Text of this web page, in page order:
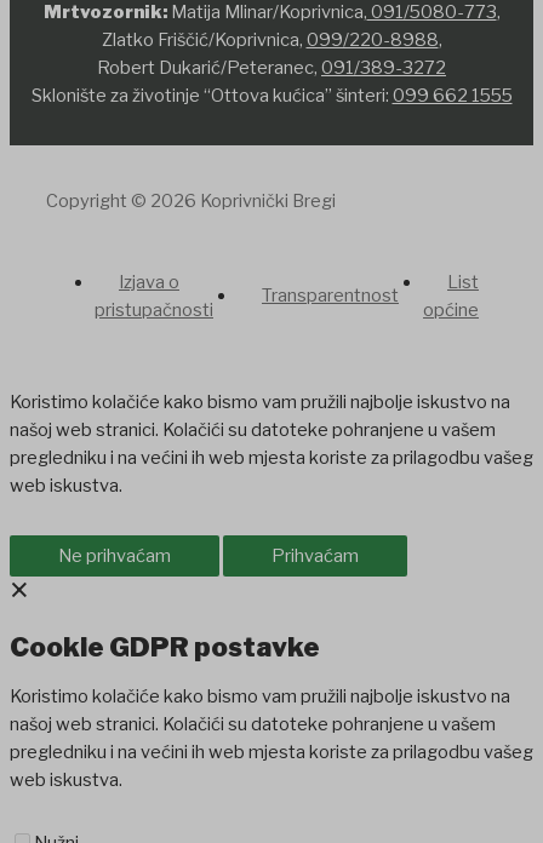
Mrtvozornik:Matija Mlinar/Koprivnica, 091/5080-773,
Zlatko Friščić/Koprivnica, 099/220-8988,
Robert Dukarić/Peteranec, 091/389-3272
Sklonište za životinje “Ottova kućica” šinteri: 099 662 1555
Copyright © 2026 Koprivnički Bregi
Izjava o
pristupačnosti
Transparentnost
List
općine
Koristimo kolačiće kako bismo vam pružili najbolje iskustvo na
našoj web stranici. Kolačići su datoteke pohranjene u vašem
pregledniku i na većini ih web mjesta koriste za prilagodbu vašeg
web iskustva.
Ne prihvaćam Prihvaćam
×
Cookie GDPR postavke
Koristimo kolačiće kako bismo vam pružili najbolje iskustvo na
našoj web stranici. Kolačići su datoteke pohranjene u vašem
pregledniku i na većini ih web mjesta koriste za prilagodbu vašeg
web iskustva.